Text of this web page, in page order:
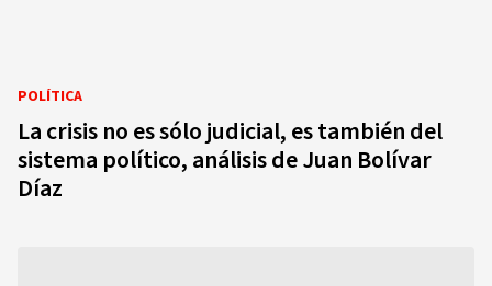
POLÍTICA
La crisis no es sólo judicial, es también del
sistema político, análisis de Juan Bolívar
Díaz